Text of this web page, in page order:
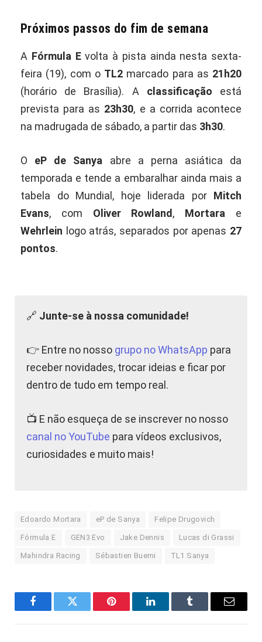
Próximos passos do fim de semana
A Fórmula Evolta à pista ainda nesta sexta-
feira (19), com o TL2 marcado para as 21h20
(horário de Brasília). A classificação está
prevista para as 23h30, e a corrida acontece
na madrugada de sábado, a partir das 3h30.
O eP de Sanya abre a perna asiática da
temporada e tende a embaralhar ainda mais a
tabela do Mundial, hoje liderada por Mitch
Evans, com Oliver Rowland, Mortara e
Wehrlein logo atrás, separados por apenas 27
pontos.
🔗 Junte-se à nossa comunidade!
👉 Entre no nosso grupo no WhatsApp para
receber novidades, trocar ideias e ficar por
dentro de tudo em tempo real.
📺 E não esqueça de se inscrever no nosso
canal no YouTube para vídeos exclusivos,
curiosidades e muito mais!
Edoardo Mortara eP de Sanya Felipe Drugovich
Fórmula E GEN3 Evo Jake Dennis Lucas di Grassi
Mahindra Racing Sébastien Buemi TL1 Sanya
FacebookTwitter Pinterest LinkedInTumblr
E-